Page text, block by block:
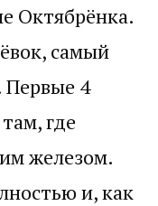
Октябрёнка.
самый
Первые 4
где
железом.
и, как